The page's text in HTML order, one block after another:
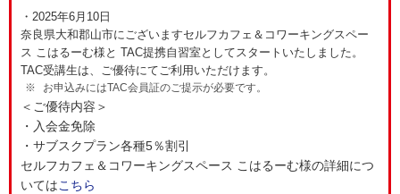
・2025年6月10日
奈良県大和郡山市にございますセルフカフェ＆コワーキングスペー
ス こはるーむ様と TAC提携自習室としてスタートいたしました。
TAC受講生は、ご優待にてご利用いただけます。
お申込みにはTAC会員証のご提示が必要です。
＜ご優待内容＞
・入会金免除
・サブスクプラン各種5％割引
セルフカフェ＆コワーキングスペース こはるーむ様の詳細につ
いてはこちら